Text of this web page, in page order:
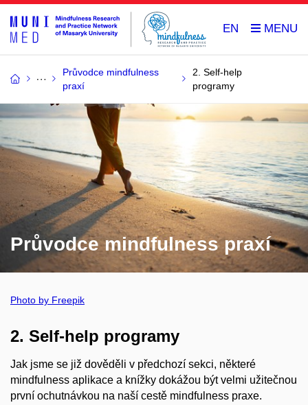
EN
Průvodce mindfulness
praxí
2. Self-help
programy
Průvodce mindfulness praxí
Photo by Freepik
2. Self-help programy
Jak jsme se již dověděli v předchozí sekci, některé
mindfulness aplikace a knížky dokážou být velmi užitečnou
první ochutnávkou na naší cestě mindfulness praxe.